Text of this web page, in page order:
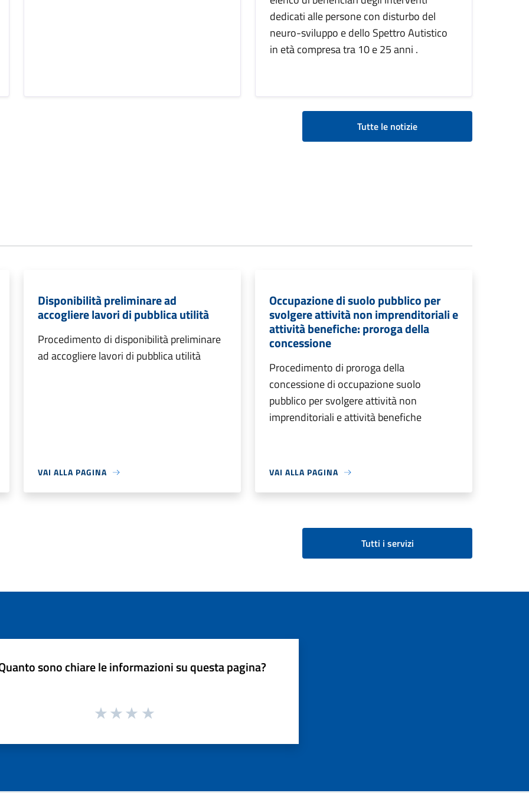
dedicati alle persone con disturbo del
neuro-sviluppo e dello Spettro Autistico
in età compresa tra 10 e 25 anni .
Tutte le notizie
Disponibilità preliminare ad
accogliere lavori di pubblica utilità
Procedimento di disponibilità preliminare
ad accogliere lavori di pubblica utilità
VAI ALLA PAGINA
Occupazione di suolo pubblico per
svolgere attività non imprenditoriali e
attività benefiche: proroga della
concessione
Procedimento di proroga della
concessione di occupazione suolo
pubblico per svolgere attività non
imprenditoriali e attività benefiche
VAI ALLA PAGINA
Tutti i servizi
sono chiare le informazioni su questa pagina?